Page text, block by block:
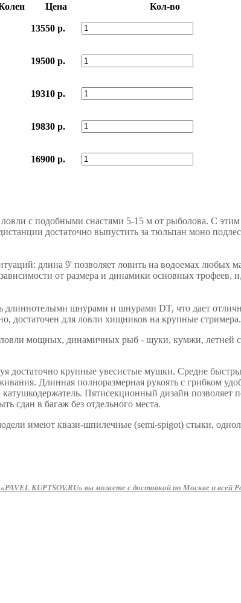
Цена Кол-во
13550 р.
19500 р.
19310 р.
19830 р.
16900 р.
с подобными снастями 5-15 м от рыболова. С
достаточно выпустить за тюльпан моно
длина 9' позволяет ловить на водоемах любых
от размера и динамики основных трофеев,
длиннотелыми шнурами и шнурами DT, что дает
достаточен для ловли хищников на крупные стримера.
мощных, динамичных рыб - щуки, кумжи, летней
достаточно крупные увесистые мушки. Средне
Длинная полноразмерная рукоять с грибком
Пятисекционный дизайн позволяет
сдан в багаж без отдельного места.
имеют квази-шпилечные (semi-spigot) стыки,
KUPTSOV.RU» вы можете с доставкой по Москве и всей